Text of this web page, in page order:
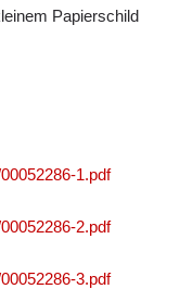
Papierschild
1.pdf
2.pdf
3.pdf